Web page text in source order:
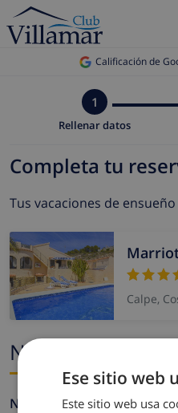
Calificación de
1
Rellenar datos
Completa tu
Tus vacaciones de
Calpe,
Nombre y correo
Nombre *
Ese sitio web
Este sitio web usa